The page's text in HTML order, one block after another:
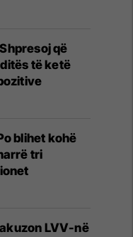
1 miliard
që
të ketë
blihet kohë
tri
LVV-në